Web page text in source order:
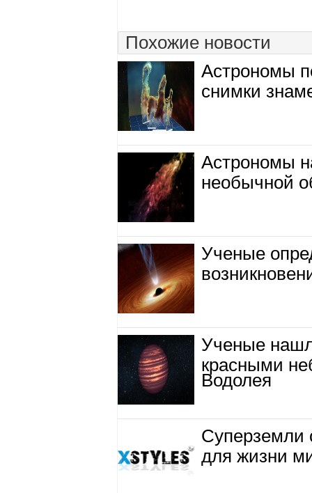
Похожие новости
Астрономы
снимки
Астрономы
необычной
Ученые
Ученые
красными
Водолея
Суперземли
для жизни